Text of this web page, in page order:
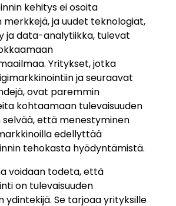
kehitys ei osoita
merkkejä, ja uudet teknologiat,
ja data-analytiikka, tulevat
Yritykset, jotka
ja seuraavat
ovat paremmin
kohtaamaan tulevaisuuden
selvää, että menestyminen
edellyttää
tehokasta hyödyntämistä.
voidaan todeta, että
on tulevaisuuden
ydintekijä. Se tarjoaa yrityksille